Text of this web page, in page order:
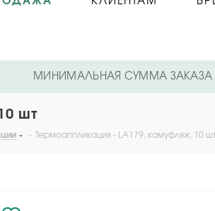
МИНИМАЛЬНАЯ СУММА ЗАКАЗА
шт
- Термоаппликация - LA179, камуфляж, 10